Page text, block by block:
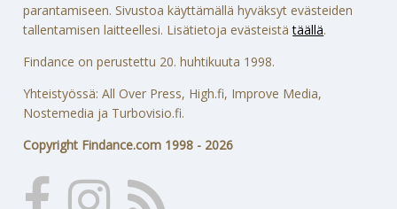
parantamiseen. Sivustoa käyttämällä hyväksyt evästeiden
tallentamisen laitteellesi. Lisätietoja evästeistätäällä.
Findance on perustettu 20. huhtikuuta 1998.
Yhteistyössä: All Over Press, High.fi, Improve Media,
Nostemedia ja Turbovisio.fi.
Copyright Findance.com 1998 - 2026